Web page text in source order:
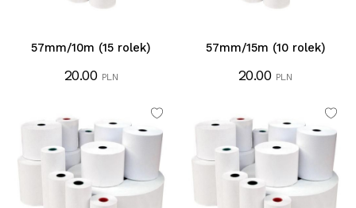
57mm/10m (15 rolek)
20.00 PLN
57mm/15m (10 rolek)
20.00 PLN